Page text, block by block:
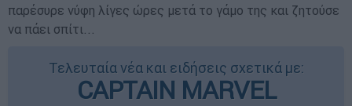
παρέσυρε νύφη λίγες ώρες μετά το γάμο της και ζητούσε
να πάει σπίτι...
Τελευταία νέα και ειδήσεις σχετικά με:
CAPTAIN MARVEL